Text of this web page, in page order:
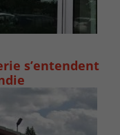
s’entendent